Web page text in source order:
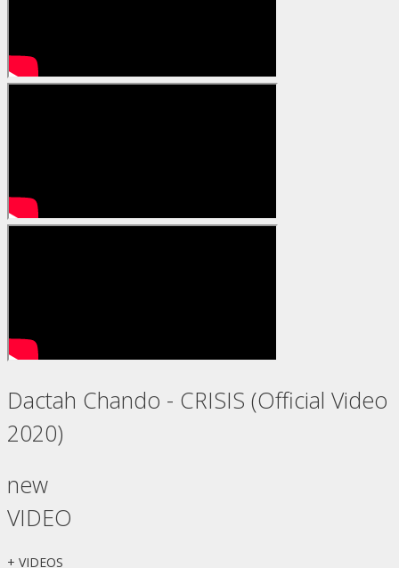
Dactah Chando - CRISIS (Official Video
2020)
new
VIDEO
+ VIDEOS